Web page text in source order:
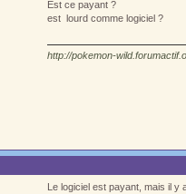
Est ce payant ?
est lourd comme logiciel ?
http://pokemon-
Le logiciel est payant, mais il y